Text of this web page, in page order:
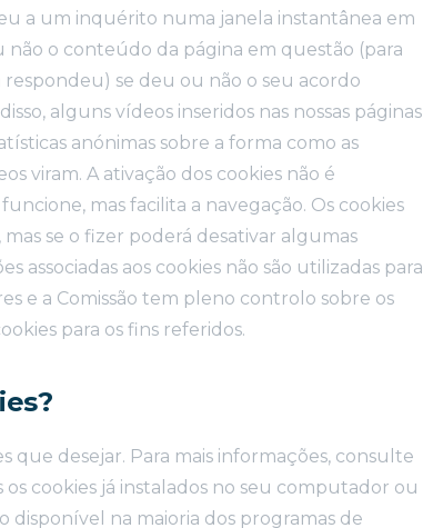
a um inquérito numa janela instantânea em
o conteúdo da página em questão (para
se deu ou não o seu acordo
alguns vídeos inseridos nas nossas páginas
anónimas sobre a forma como as
viram. A ativação dos cookies não é
mas facilita a navegação. Os cookies
se o fizer poderá desativar algumas
associadas aos cookies não são utilizadas para
e a Comissão tem pleno controlo sobre os
para os fins referidos.
que desejar. Para mais informações, consulte
cookies já instalados no seu computador ou
disponível na maioria dos programas de